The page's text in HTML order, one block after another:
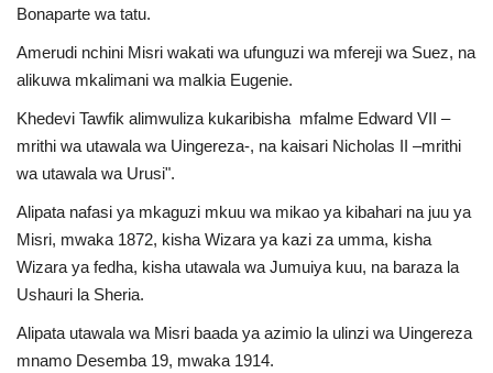
Kanuni na Masharti ya Udhamini wa
Nasser
Udhamini wa Nasser
Nyaraka na Marejeleo
Waanzilishi
Raia wa ulimwengu mzima
Nyaraka
Bonaparte wa tatu.
Amerudi nchini Misri wakati wa ufunguzi wa mfereji wa Suez, na
alikuwa mkalimani wa malkia Eugenie.
Khedevi Tawfik alimwuliza kukaribisha mfalme Edward VII –
mrithi wa utawala wa Uingereza-, na kaisari Nicholas II –mrithi
wa utawala wa Urusi".
Alipata nafasi ya mkaguzi mkuu wa mikao ya kibahari na juu ya
Misri, mwaka 1872, kisha Wizara ya kazi za umma, kisha
Wizara ya fedha, kisha utawala wa Jumuiya kuu, na baraza la
Ushauri la Sheria.
Alipata utawala wa Misri baada ya azimio la ulinzi wa Uingereza
mnamo Desemba 19, mwaka 1914.